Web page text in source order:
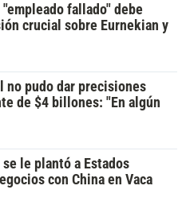
fallado" debe
crucial sobre Eurnekian y
no pudo dar precisiones
de $4 billones: "En algún
se le plantó a Estados
con China en Vaca